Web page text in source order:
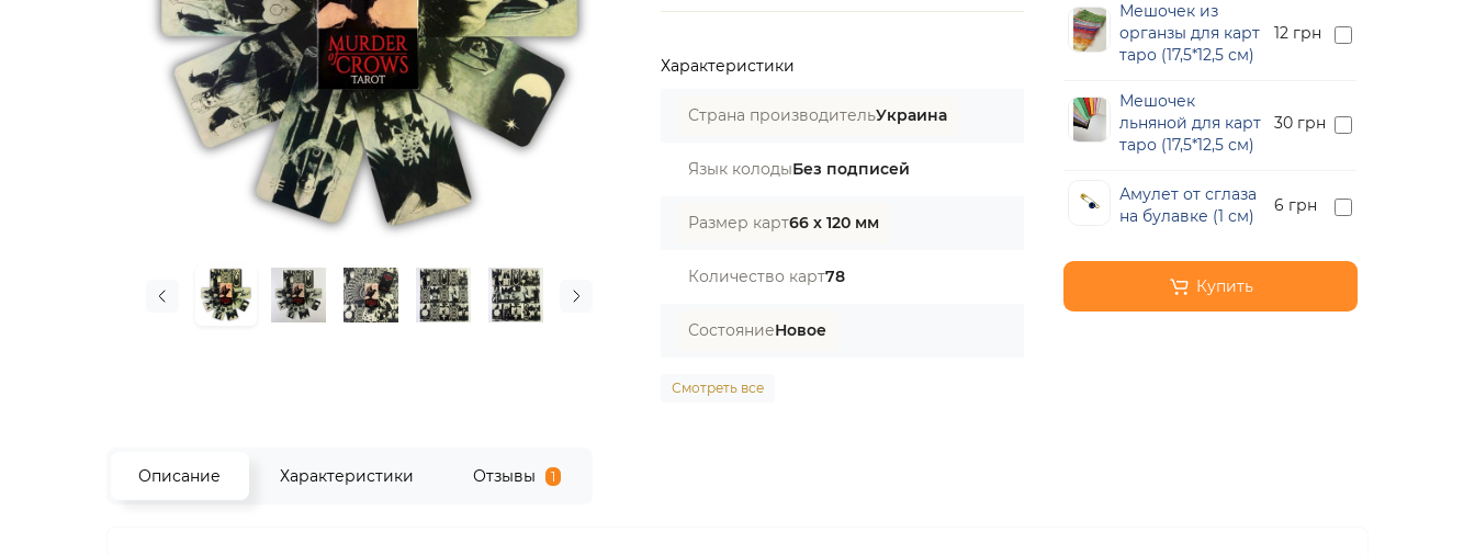
Характеристики
Страна производительУкраина
Язык колодыБез подписей
Размер карт66 х 120 мм
Количество карт78
СостояниеНовое
Смотреть все
Мешочек из
органзы для карт
таро (17,5*12,5 см)
12 грн
Мешочек
льняной для карт
таро (17,5*12,5 см)
30 грн
Амулет от сглаза
на булавке (1 см)
6 грн
Купить
Описание Характеристики Отзывы 1